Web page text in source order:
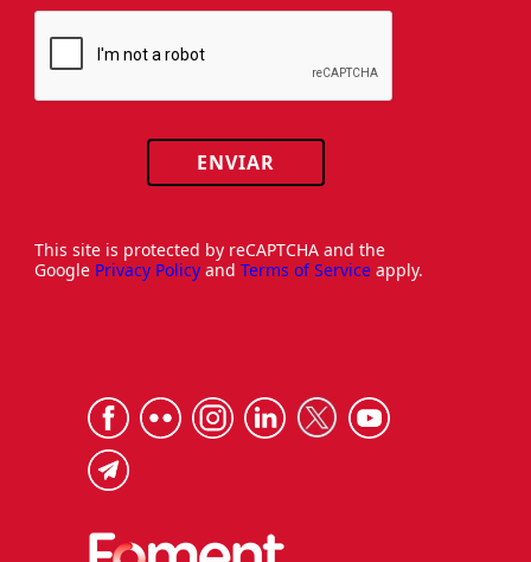
ENVIAR
This site is protected by reCAPTCHA and the
Google Privacy Policy and Terms of Service apply.